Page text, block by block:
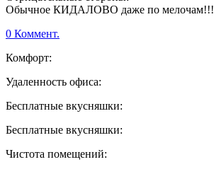
Обычное КИДАЛОВО даже по мелочам!!!
0 Коммент.
Комфорт:
Удаленность офиса:
Бесплатные вкусняшки:
Бесплатные вкусняшки:
Чистота помещений: